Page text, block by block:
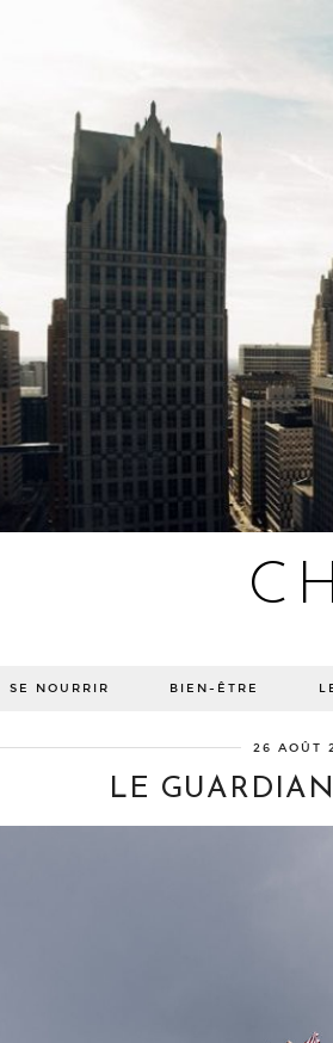
SE NOURRIR BIEN-ÊTRE
26 AOÛT
LE